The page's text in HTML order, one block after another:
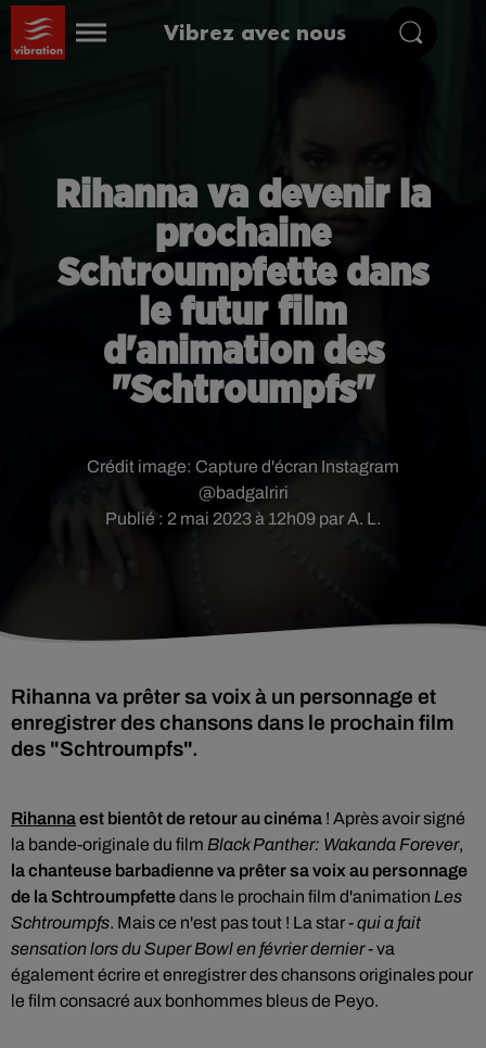
Vibrez avec nous
Rihanna va devenir la
prochaine
Schtroumpfette dans
le futur film
d'animation des
"Schtroumpfs"
Publié : 2 mai 2023 à 12h09 par A. L.
Crédit image: Capture d'écran Instagram
@badgalriri
Rihanna va prêter sa voix à un personnage et
enregistrer des chansons dans le prochain film
des "Schtroumpfs".
Rihannaest bientôt de retour au cinéma ! Après avoir signé
la bande-originale du film Black Panther: Wakanda Forever,
la chanteuse barbadienne va prêter sa voix au personnage
de la Schtroumpfettedans le prochain film d'animation Les
Schtroumpfs. Mais ce n'est pas tout ! La star- qui a fait
sensation lors du Super Bowl en février dernier -va
également écrire et enregistrer des chansons originales pour
le film consacré aux bonhommes bleus de Peyo.